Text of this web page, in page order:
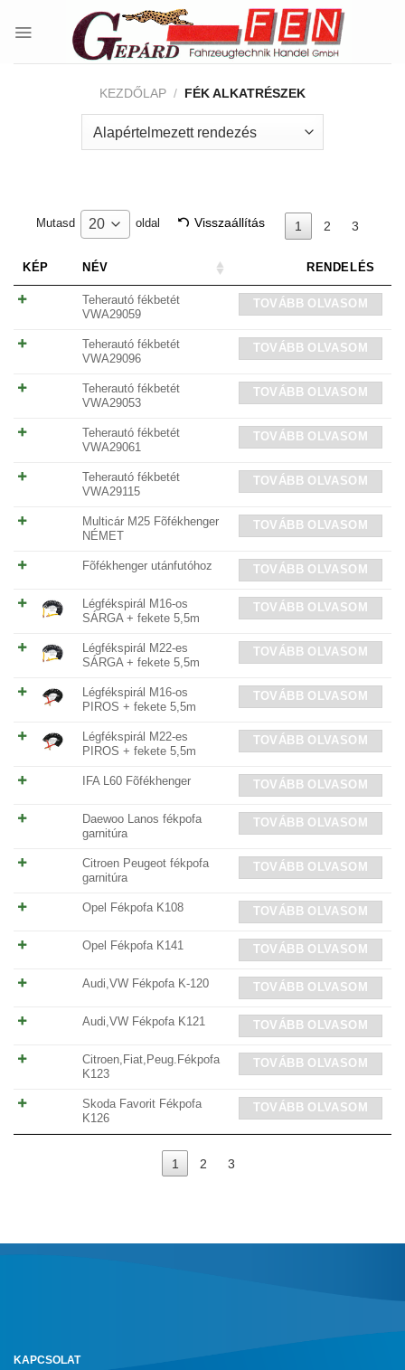
KEZDŐLAP / FÉK ALKATRÉSZEK
Mutasd 20 oldal Visszaállítás 1 2 3
KÉP NÉV RENDELÉS
Teherautó fékbetét
VWA29059
TOVÁBB OLVASOM
Teherautó fékbetét
VWA29096
TOVÁBB OLVASOM
Teherautó fékbetét
VWA29053
TOVÁBB OLVASOM
Teherautó fékbetét
VWA29061
TOVÁBB OLVASOM
Teherautó fékbetét
VWA29115
TOVÁBB OLVASOM
Multicár M25 Fõfékhenger
NÉMET
TOVÁBB OLVASOM
Fõfékhenger utánfutóhoz TOVÁBB OLVASOM
Légfékspirál M16-os
SÁRGA + fekete 5,5m
TOVÁBB OLVASOM
Légfékspirál M22-es
SÁRGA + fekete 5,5m
TOVÁBB OLVASOM
Légfékspirál M16-os
PIROS + fekete 5,5m
TOVÁBB OLVASOM
Légfékspirál M22-es
PIROS + fekete 5,5m
TOVÁBB OLVASOM
IFA L60 Fõfékhenger TOVÁBB OLVASOM
Daewoo Lanos fékpofa
garnitúra
TOVÁBB OLVASOM
Citroen Peugeot fékpofa
garnitúra
TOVÁBB OLVASOM
Opel Fékpofa K108 TOVÁBB OLVASOM
Opel Fékpofa K141 TOVÁBB OLVASOM
Audi,VW Fékpofa K-120 TOVÁBB OLVASOM
Audi,VW Fékpofa K121 TOVÁBB OLVASOM
Citroen,Fiat,Peug.Fékpofa
K123
TOVÁBB OLVASOM
Skoda Favorit Fékpofa
K126
TOVÁBB OLVASOM
1 2 3
KAPCSOLAT